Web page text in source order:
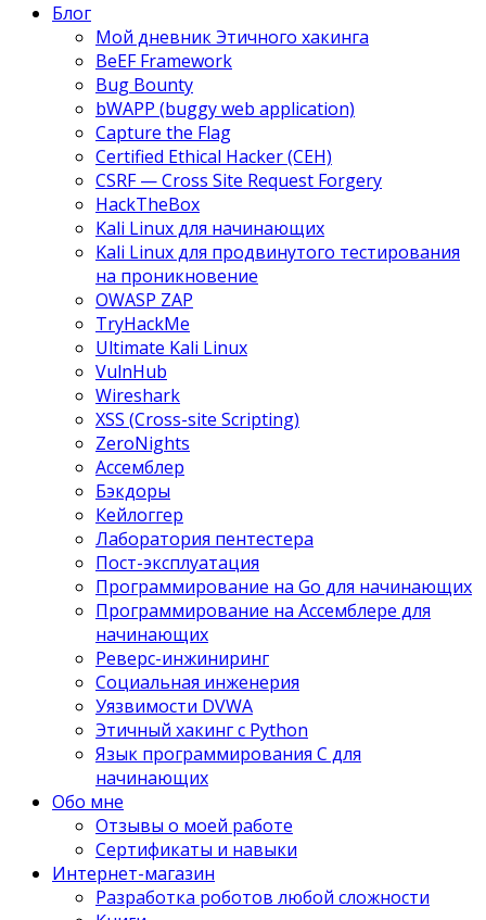
Блог
Мой дневник Этичного хакинга
BeEF Framework
Bug Bounty
bWAPP (buggy web application)
Capture the Flag
Certified Ethical Hacker (CEH)
CSRF — Cross Site Request Forgery
HackTheBox
Kali Linux для начинающих
Kali Linux для продвинутого тестирования
на проникновение
OWASP ZAP
TryHackMe
Ultimate Kali Linux
VulnHub
Wireshark
XSS (Cross-site Scripting)
ZeroNights
Ассемблер
Бэкдоры
Кейлоггер
Лаборатория пентестера
Пост-эксплуатация
Программирование на Go для начинающих
Программирование на Ассемблере для
начинающих
Реверс-инжиниринг
Социальная инженерия
Уязвимости DVWA
Этичный хакинг с Python
Язык программирования С для
начинающих
Обо мне
Отзывы о моей работе
Сертификаты и навыки
Интернет-магазин
Разработка роботов любой сложности